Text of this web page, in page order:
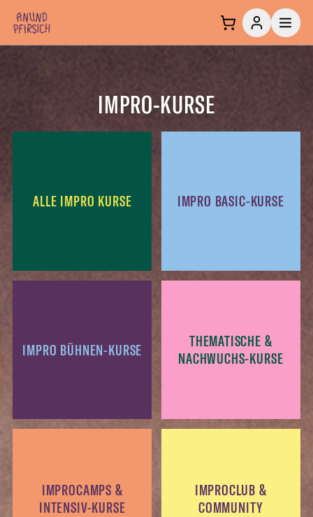
Zum Inhalt springen
IMPRO-KURSE
ALLE IMPRO KURSE IMPRO BASIC-KURSE
IMPRO BÜHNEN-KURSE
THEMATISCHE &
NACHWUCHS-KURSE
IMPROCAMPS &
INTENSIV-KURSE
IMPROCLUB &
COMMUNITY